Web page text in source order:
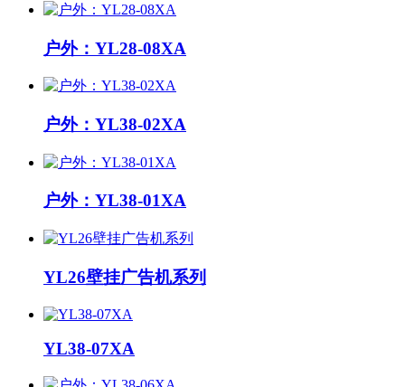
户外：YL28-08XA
户外：YL38-02XA
户外：YL38-01XA
YL26壁挂广告机系列
YL38-07XA